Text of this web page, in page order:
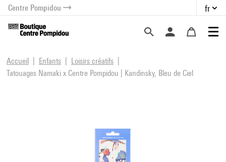
menu
contenu
Centre Pompidou fr
Accueil Enfants
Loisirs créatifs
Tatouages Namaki x Centre Pompidou | Kandinsky, Bleu de Ciel